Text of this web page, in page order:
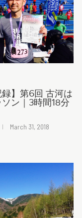
録】第6回 古河は
ン｜3時間18分
March 31, 2018